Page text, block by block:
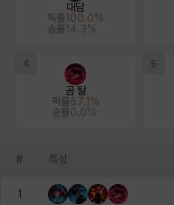
대담
픽률
승률
100.0%
14.3 %
4
곰 탈
픽률
승률
57.1 %
0.0%
5
# 특성
1